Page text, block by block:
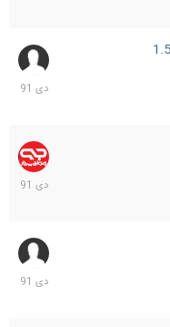
22
دی
16
دی
12
دی